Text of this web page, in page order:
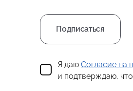
Подписаться
Я даюСогласие на
и подтверждаю,